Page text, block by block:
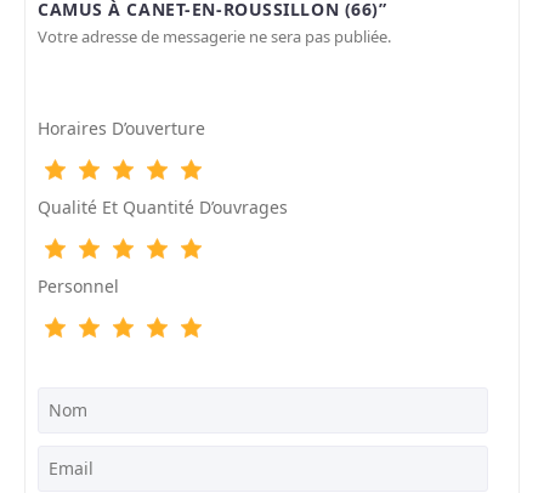
CAMUS À CANET-EN-ROUSSILLON (66)”
Votre adresse de messagerie ne sera pas publiée.
Horaires D’ouverture
Qualité Et Quantité D’ouvrages
Personnel